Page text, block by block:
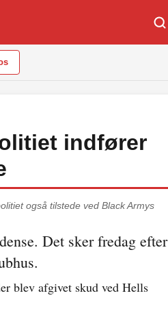
indfører
også tilstede ved Black Armys
Det sker fredag efter
blev afgivet skud ved Hells